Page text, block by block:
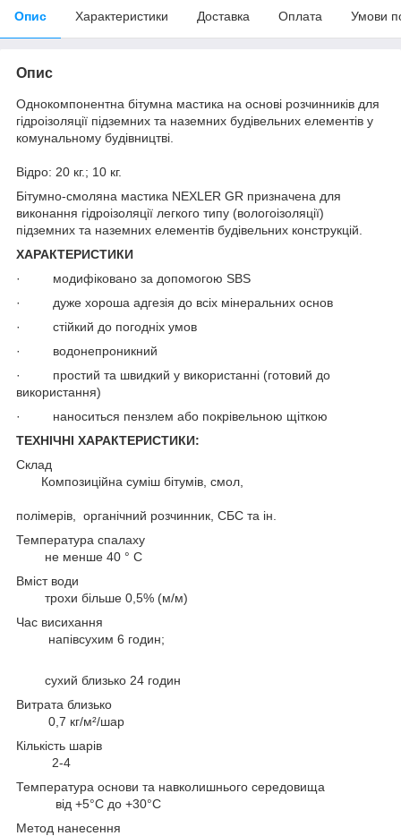
Опис Характеристики Доставка Оплата Умови
Опис
Однокомпонентна бітумна мастика на основі розчинників для
гідроізоляції підземних та наземних будівельних елементів у
комунальному будівництві.
Відро: 20 кг.; 10 кг.
Бітумно-смоляна мастика NEXLER GR призначена для
виконання гідроізоляції легкого типу (вологоізоляції)
підземних та наземних елементів будівельних конструкцій.
ХАРАКТЕРИСТИКИ
· модифіковано за допомогою SBS
· дуже хороша адгезія до всіх мінеральних основ
· стійкий до погодніх умов
· водонепроникний
· простий та швидкий у використанні (готовий до
використання)
· наноситься пензлем або покрівельною щіткою
ТЕХНІЧНІ ХАРАКТЕРИСТИКИ:
Склад
Композиційна суміш бітумів, смол,
полімерів, органічний розчинник, СБС та ін.
Температура спалаху
не менше 40 ° С
Вміст води
трохи більше 0,5% (м/м)
Час висихання
напівсухим 6 годин;
сухий близько 24 годин
Витрата близько
0,7 кг/м²/шар
Кількість шарів
2-4
Температура основи та навколишнього середовища
від +5°C до +30°C
Метод нанесення